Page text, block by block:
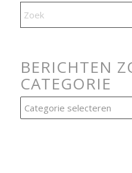
BERICHTEN
CATEGORIE
Berichten
zoeken